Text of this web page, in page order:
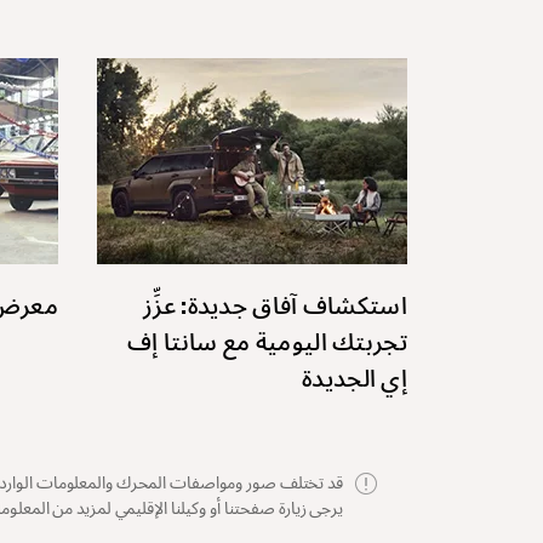
استكشاف آفاق جديدة: عزِّز
تجربتك اليومية مع سانتا إف
إي الجديدة
معرض
قد تختلف صور ومواصفات المحرك والمعلومات
يرجى زيارة صفحتنا أو وكيلنا الإقليمي لمزيد من